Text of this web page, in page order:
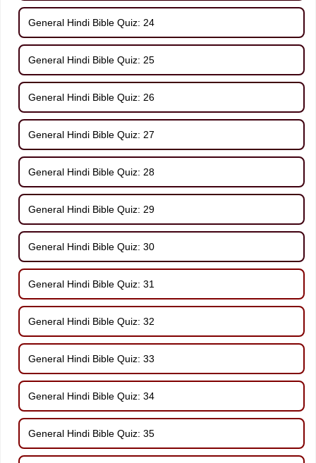
General Hindi Bible Quiz: 24
General Hindi Bible Quiz: 25
General Hindi Bible Quiz: 26
General Hindi Bible Quiz: 27
General Hindi Bible Quiz: 28
General Hindi Bible Quiz: 29
General Hindi Bible Quiz: 30
General Hindi Bible Quiz: 31
General Hindi Bible Quiz: 32
General Hindi Bible Quiz: 33
General Hindi Bible Quiz: 34
General Hindi Bible Quiz: 35